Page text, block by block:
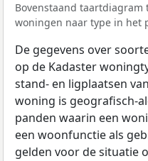
Bovenstaand
woningen naar type in het
De gegevens over
op de Kadaster
stand- en ligplaatsen
woning is geografisch-
panden waarin een
een woonfunctie als
gelden voor de situatie